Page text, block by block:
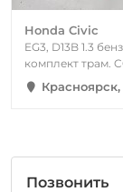
Honda Civic
EG3, D13B 1.3
комплект трам.
Красноярск,
Позвонить